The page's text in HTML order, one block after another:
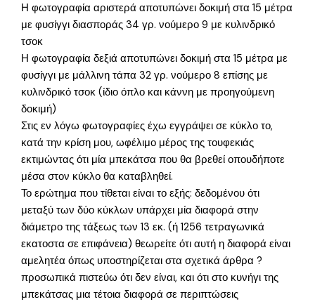
Η φωτογραφία αριστερά αποτυπώνει δοκιμή στα 15 μέτρα
με φυσίγγι διασποράς 34 γρ. νούμερο 9 με κυλινδρικό
τσοκ
Η φωτογραφία δεξιά αποτυπώνει δοκιμή στα 15 μέτρα με
φυσίγγι με μάλλινη τάπα 32 γρ. νούμερο 8 επίσης με
κυλινδρικό τσοκ (ίδιο όπλο και κάννη με προηγούμενη
δοκιμή)
Στις εν λόγω φωτογραφίες έχω εγγράψει σε κύκλο το,
κατά την κρίση μου, ωφέλιμο μέρος της τουφεκιάς
εκτιμώντας ότι μία μπεκάτσα που θα βρεθεί οπουδήποτε
μέσα στον κύκλο θα καταβληθεί.
Το ερώτημα που τίθεται είναι το εξής: δεδομένου ότι
μεταξύ των δύο κύκλων υπάρχει μία διαφορά στην
διάμετρο της τάξεως των 13 εκ. (ή 1256 τετραγωνικά
εκατοστα σε επιφάνεια) θεωρείτε ότι αυτή η διαφορά είναι
αμελητέα όπως υποστηρίζεται στα σχετικά άρθρα ?
προσωπικά πιστεύω ότι δεν είναι, και ότι στο κυνήγι της
μπεκάτσας μια τέτοια διαφορά σε περιπτώσεις